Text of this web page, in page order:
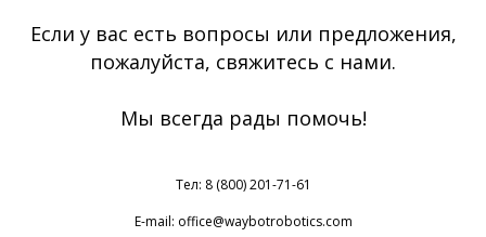
Если у вас есть вопросы или предложения,
пожалуйста, свяжитесь с нами.
Мы всегда рады помочь!
Тел: 8 (800) 201-71-61
E-mail: office@waybotrobotics.com